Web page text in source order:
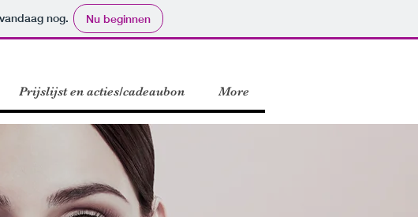
nog. Nu beginnen
Prijslijst en acties/cadeaubon More